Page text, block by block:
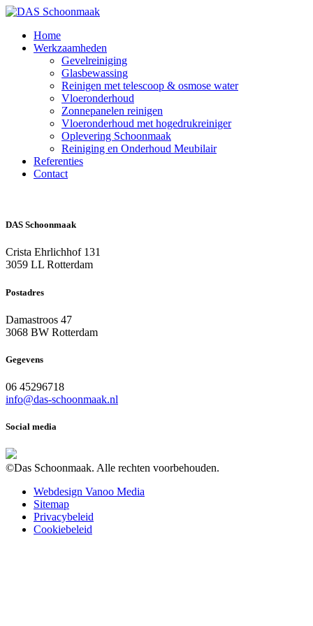
Home
Werkzaamheden
Gevelreiniging
Glasbewassing
Reinigen met telescoop & osmose water
Vloeronderhoud
Zonnepanelen reinigen
Vloeronderhoud met hogedrukreiniger
Oplevering Schoonmaak
Reiniging en Onderhoud Meubilair
Referenties
Contact
DAS Schoonmaak
Crista Ehrlichhof 131
3059 LL Rotterdam
Postadres
Damastroos 47
3068 BW Rotterdam
Gegevens
06 45296718
info@das-schoonmaak.nl
Social media
©Das Schoonmaak. Alle rechten voorbehouden.
Webdesign Vanoo Media
Sitemap
Privacybeleid
Cookiebeleid